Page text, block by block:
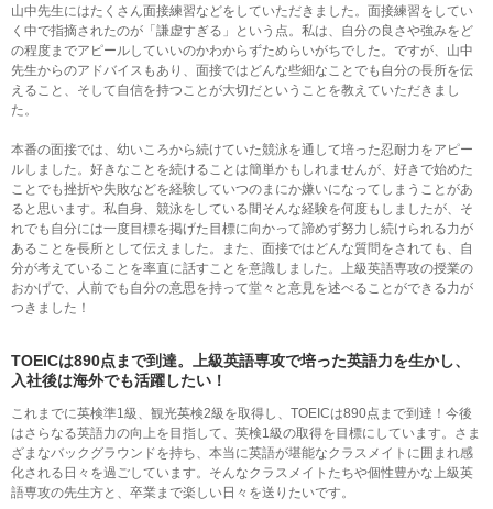
山中先生にはたくさん面接練習などをしていただきました。面接練習をしてい
く中で指摘されたのが「謙虚すぎる」という点。私は、自分の良さや強みをど
の程度までアピールしていいのかわからずためらいがちでした。ですが、山中
先生からのアドバイスもあり、面接ではどんな些細なことでも自分の長所を伝
えること、そして自信を持つことが大切だということを教えていただきまし
た。
本番の面接では、幼いころから続けていた競泳を通して培った忍耐力をアピー
ルしました。好きなことを続けることは簡単かもしれませんが、好きで始めた
ことでも挫折や失敗などを経験していつのまにか嫌いになってしまうことがあ
ると思います。私自身、競泳をしている間そんな経験を何度もしましたが、そ
れでも自分には一度目標を掲げた目標に向かって諦めず努力し続けられる力が
あることを長所として伝えました。また、面接ではどんな質問をされても、自
分が考えていることを率直に話すことを意識しました。上級英語専攻の授業の
おかげで、人前でも自分の意思を持って堂々と意見を述べることができる力が
つきました！
TOEICは890点まで到達。
上級英語専攻で培った英語力を生かし、
入社後は海外でも活躍したい！
これまでに英検準1級、観光英検2級を取得し、TOEICは890点まで到達！今後
はさらなる英語力の向上を目指して、英検1級の取得を目標にしています。さま
ざまなバックグラウンドを持ち、本当に英語が堪能なクラスメイトに囲まれ感
化される日々を過ごしています。そんなクラスメイトたちや個性豊かな上級英
語専攻の先生方と、卒業まで楽しい日々を送りたいです。